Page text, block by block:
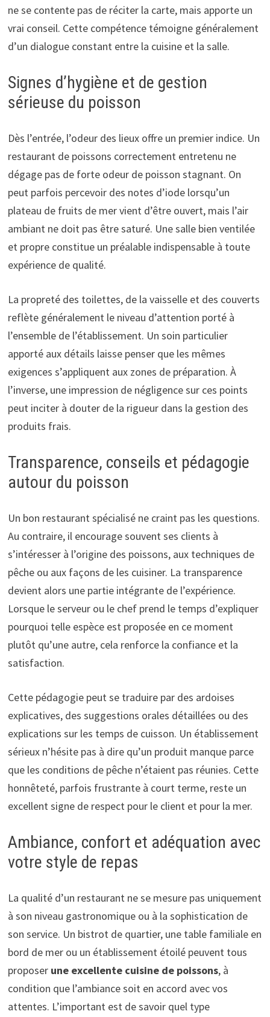
ne se contente pas de réciter la carte, mais apporte un
vrai conseil. Cette compétence témoigne généralement
d’un dialogue constant entre la cuisine et la salle.
Signes d’hygiène et de gestion
sérieuse du poisson
Dès l’entrée, l’odeur des lieux offre un premier indice. Un
restaurant de poissons correctement entretenu ne
dégage pas de forte odeur de poisson stagnant. On
peut parfois percevoir des notes d’iode lorsqu’un
plateau de fruits de mer vient d’être ouvert, mais l’air
ambiant ne doit pas être saturé. Une salle bien ventilée
et propre constitue un préalable indispensable à toute
expérience de qualité.
La propreté des toilettes, de la vaisselle et des couverts
reflète généralement le niveau d’attention porté à
l’ensemble de l’établissement. Un soin particulier
apporté aux détails laisse penser que les mêmes
exigences s’appliquent aux zones de préparation. À
l’inverse, une impression de négligence sur ces points
peut inciter à douter de la rigueur dans la gestion des
produits frais.
Transparence, conseils et pédagogie
autour du poisson
Un bon restaurant spécialisé ne craint pas les questions.
Au contraire, il encourage souvent ses clients à
s’intéresser à l’origine des poissons, aux techniques de
pêche ou aux façons de les cuisiner. La transparence
devient alors une partie intégrante de l’expérience.
Lorsque le serveur ou le chef prend le temps d’expliquer
pourquoi telle espèce est proposée en ce moment
plutôt qu’une autre, cela renforce la confiance et la
satisfaction.
Cette pédagogie peut se traduire par des ardoises
explicatives, des suggestions orales détaillées ou des
explications sur les temps de cuisson. Un établissement
sérieux n’hésite pas à dire qu’un produit manque parce
que les conditions de pêche n’étaient pas réunies. Cette
honnêteté, parfois frustrante à court terme, reste un
excellent signe de respect pour le client et pour la mer.
Ambiance, confort et adéquation avec
votre style de repas
La qualité d’un restaurant ne se mesure pas uniquement
à son niveau gastronomique ou à la sophistication de
son service. Un bistrot de quartier, une table familiale en
bord de mer ou un établissement étoilé peuvent tous
proposer une excellente cuisine de poissons, à
condition que l’ambiance soit en accord avec vos
attentes. L’important est de savoir quel type